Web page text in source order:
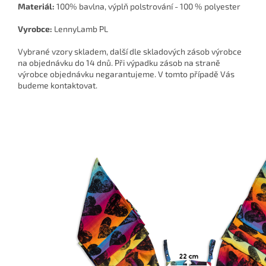
Materiál: 100% bavlna, výplň polstrování - 100 % polyester
Vyrobce: LennyLamb PL
Vybrané vzory skladem, další dle skladových zásob výrobce
na objednávku do 14 dnů. Při výpadku zásob na straně
výrobce objednávku negarantujeme. V tomto případě Vás
budeme kontaktovat.